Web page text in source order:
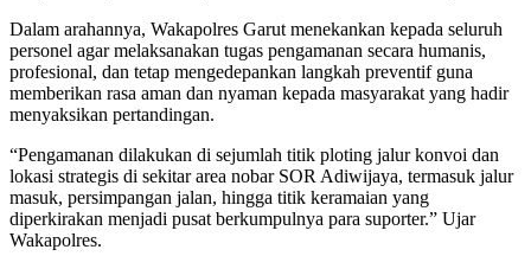
Dalam arahannya, Wakapolres Garut menekankan kepada seluruh
personel agar melaksanakan tugas pengamanan secara humanis,
profesional, dan tetap mengedepankan langkah preventif guna
memberikan rasa aman dan nyaman kepada masyarakat yang hadir
menyaksikan pertandingan.
“Pengamanan dilakukan di sejumlah titik ploting jalur konvoi dan
lokasi strategis di sekitar area nobar SOR Adiwijaya, termasuk jalur
masuk, persimpangan jalan, hingga titik keramaian yang
diperkirakan menjadi pusat berkumpulnya para suporter.” Ujar
Wakapolres.